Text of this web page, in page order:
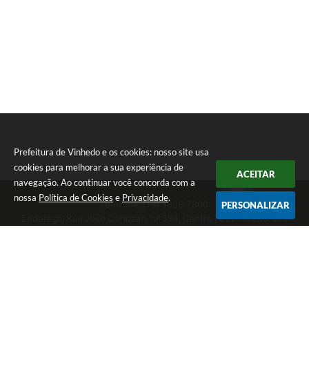
Prefeitura de Vinhedo e os cookies: nosso site usa
cookies para melhorar a sua experiência de
navegação. Ao continuar você concorda com a
nossa Política de Cookies e Privacidade.
ACEITAR
PERSONALIZAR
Telefone: (19) 3826-7800
Endereço: Rua João Corazzari, nº 394, Centro | CEP: 13280-091